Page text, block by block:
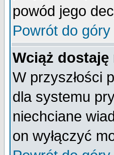
powód jego
Powrót do góry
Wciąż
W przyszłości
dla systemu
niechciane
on wyłączyć